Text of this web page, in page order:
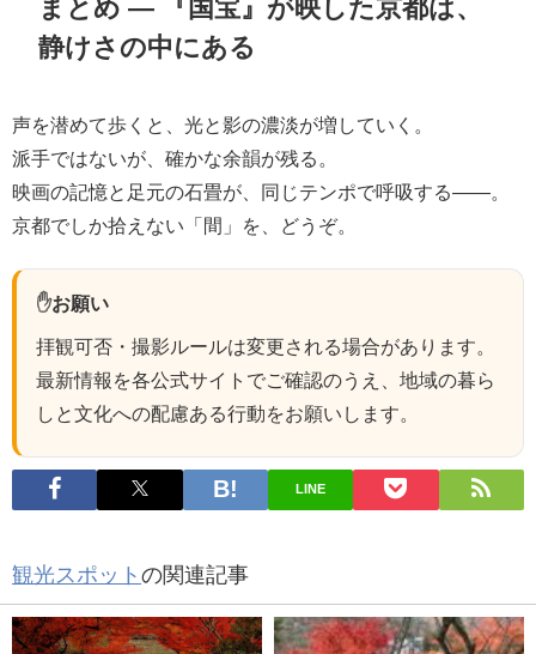
まとめ ― 『国宝』が映した京都は、
静けさの中にある
声を潜めて歩くと、光と影の濃淡が増していく。
派手ではないが、確かな余韻が残る。
映画の記憶と足元の石畳が、同じテンポで呼吸する――。
京都でしか拾えない「間」を、どうぞ。
✋お願い
拝観可否・撮影ルールは変更される場合があります。
最新情報を各公式サイトでご確認のうえ、地域の暮ら
しと文化への配慮ある行動をお願いします。
LINE
観光スポット の関連記事